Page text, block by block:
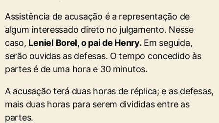
Assistência de acusação é a representação de
algum interessado direto no julgamento. Nesse
caso, Leniel Borel, o pai de Henry. Em seguida,
serão ouvidas as defesas. O tempo concedido às
partes é de uma hora e 30 minutos.
A acusação terá duas horas de réplica; e as defesas,
mais duas horas para serem divididas entre as
partes.